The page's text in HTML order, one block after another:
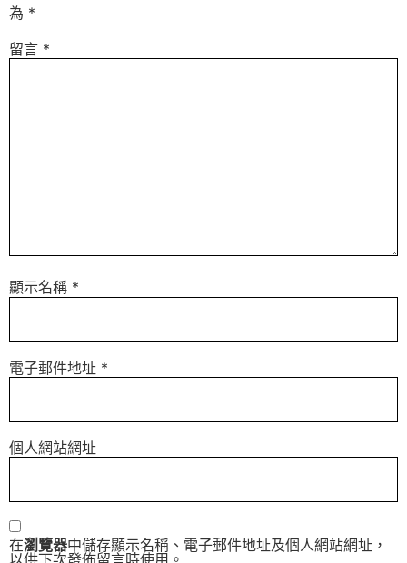
為 *
留言 *
顯示名稱 *
電子郵件地址 *
個人網站網址
在瀏覽器中儲存顯示名稱、電子郵件地址及個人網站網址，
以供下次發佈留言時使用。